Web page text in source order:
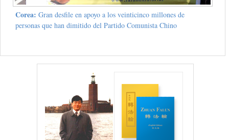
Corea: Gran desfile en apoyo a los veinticinco millones de
personas que han dimitido del Partido Comunista Chino